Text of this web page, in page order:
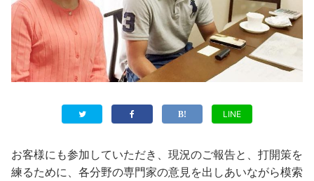
LINE
お客様にも参加していただき、現況のご報告と、打開策を
練るために、各分野の専門家の意見を出しあいながら模索